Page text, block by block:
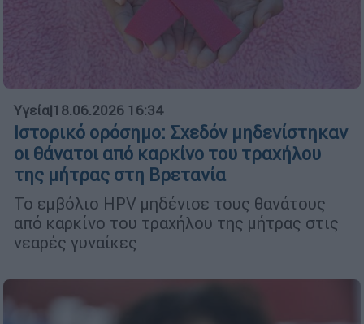
Υγεία|18.06.2026 16:34
Ιστορικό ορόσημο: Σχεδόν μηδενίστηκαν
οι θάνατοι από καρκίνο του τραχήλου
της μήτρας στη Βρετανία
Το εμβόλιο HPV μηδένισε τους θανάτους
από καρκίνο του τραχήλου της μήτρας στις
νεαρές γυναίκες